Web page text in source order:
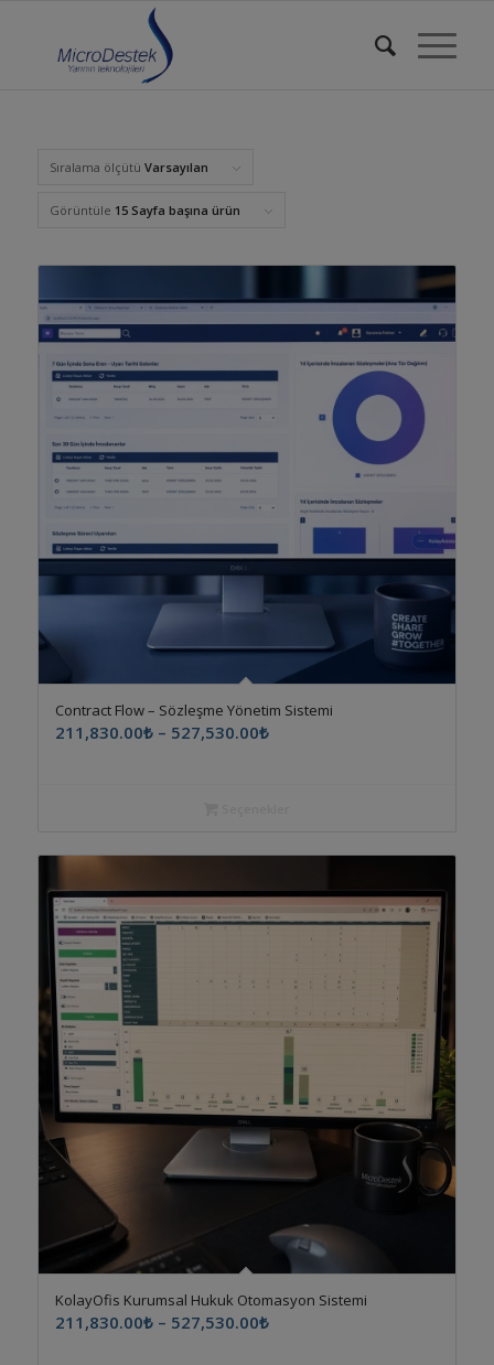
Sıralama ölçütü Varsayılan
Görüntüle 15 Sayfa başına ürün
5.00
Contract Flow – Sözleşme Yönetim Sistemi
211,830.00₺ – 527,530.00₺Fiyat
KolayOfis Kurumsal Hukuk Otomasyon Sistemi
211,830.00₺ – 527,530.00₺Fiyat